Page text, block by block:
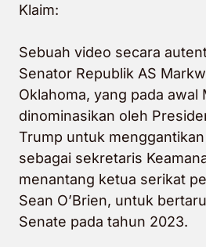
Klaim:
Sebuah video secara
Senator Republik AS
Oklahoma, yang pada awal
dinominasikan oleh
Trump untuk
sebagai sekretaris
menantang ketua serikat
Sean O’Brien, untuk
Senate pada tahun 2023.